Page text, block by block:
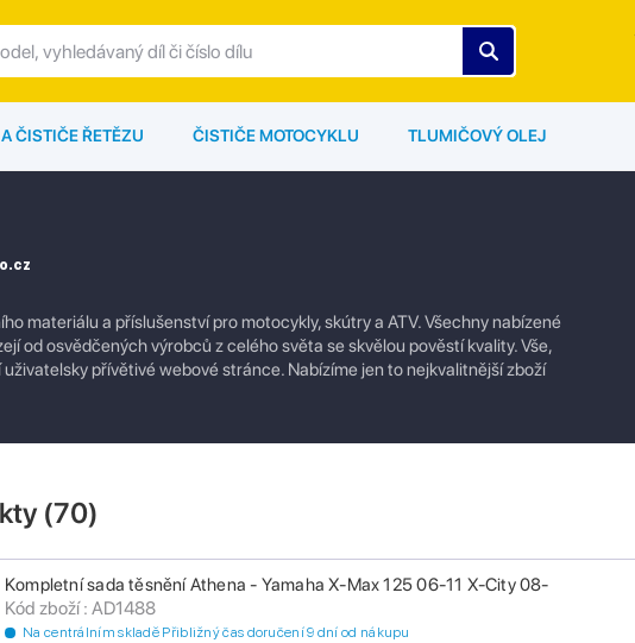
ČISTIČE ŘETĚZU ČISTIČE MOTOCYKLU TLUMIČOVÝ OLEJ
materiálu a příslušenství pro motocykly, skútry a ATV. Všechny nabízené
od osvědčených výrobců z celého světa se skvělou pověstí kvality. Vše,
přívětivé webové stránce. Nabízíme jen to nejkvalitnější zboží
(70)
Kompletní sada těsnění Athena - Yamaha X-Max 125 06-11 X-City 08-
Kód zboží : AD1488
Na centrálním skladě Přibližný čas doručení 9 dní od nákupu